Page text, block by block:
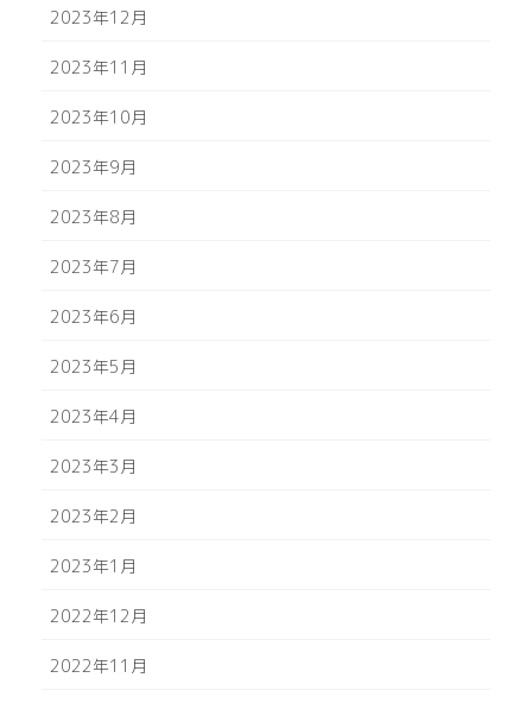
2023年12月
2023年11月
2023年10月
2023年9月
2023年8月
2023年7月
2023年6月
2023年5月
2023年4月
2023年3月
2023年2月
2023年1月
2022年12月
2022年11月